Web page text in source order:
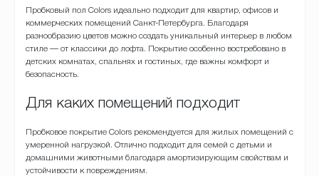
Пробковый пол Colors идеально подходит для квартир, офисов и
коммерческих помещений Санкт-Петербурга. Благодаря
разнообразию цветов можно создать уникальный интерьер в любом
стиле — от классики до лофта. Покрытие особенно востребовано в
детских комнатах, спальнях и гостиных, где важны комфорт и
безопасность.
Для каких помещений подходит
Пробковое покрытие Colors рекомендуется для жилых помещений с
умеренной нагрузкой. Отлично подходит для семей с детьми и
домашними животными благодаря амортизирующим свойствам и
устойчивости к повреждениям.